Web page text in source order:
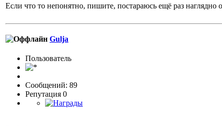
Если что то непонятно, пишите, постараюсь ещё раз наглядно
Gulja
Пользовaтeль
Сообщений: 89
Репутация 0